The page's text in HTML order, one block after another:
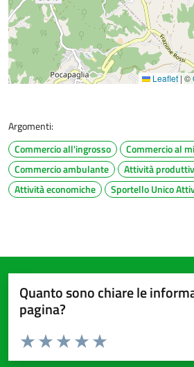
Leaflet | ©
Argomenti:
Commercio all'ingrosso
Commercio al
Commercio ambulante
Attività
Attività economiche
Sportello Unico
Quanto sono chiare le
pagina?
Valuta da 1 a 5 stelle la pagina
Valuta 5 stelle su 5
Valuta 4 stelle su 5
Valuta 3 stelle su 5
Valuta 2 stelle su 5
Valuta 1 stelle su 5